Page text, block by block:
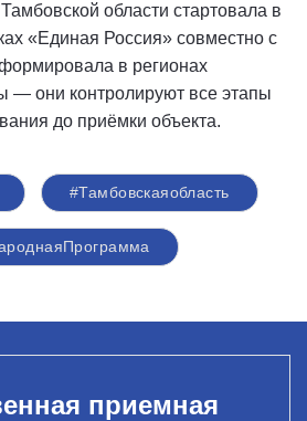
области стартовала в
«Единая Россия» совместно с
в регионах
— они контролируют все этапы
до приёмки объекта.
#Тамбовскаяобласть
приемная